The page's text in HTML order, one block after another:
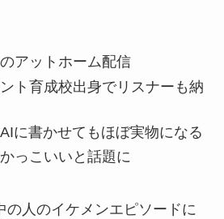
アットホーム配信
ト育成校出身でリスナーも納
に書かせてもほぼ実物になる
っこいいと話題に
の人のイケメンエピソードに